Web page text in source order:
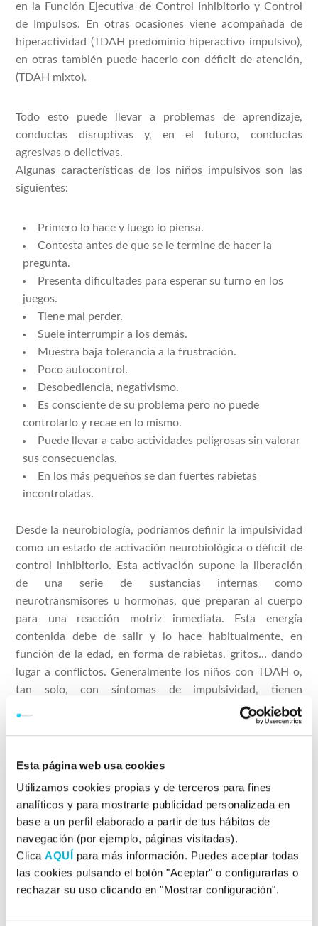
Esta página web usa cookies
Utilizamos cookies propias y de terceros para fines
analíticos y para mostrarte publicidad personalizada en
base a un perfil elaborado a partir de tus hábitos de
navegación (por ejemplo, páginas visitadas).
Clica AQUÍ para más información. Puedes aceptar todas
las cookies pulsando el botón "Aceptar" o configurarlas o
rechazar su uso clicando en "Mostrar configuración".
en la Función Ejecutiva de Control Inhibitorio y Control
de Impulsos. En otras ocasiones viene acompañada de
hiperactividad (TDAH predominio hiperactivo impulsivo),
en otras también puede hacerlo con déficit de atención,
(TDAH mixto).
Todo esto puede llevar a problemas de aprendizaje,
conductas disruptivas y, en el futuro, conductas
agresivas o delictivas.
Algunas características de los niños impulsivos son las
siguientes:
Primero lo hace y luego lo piensa.
Contesta antes de que se le termine de hacer la
pregunta.
Presenta dificultades para esperar su turno en los
juegos.
Tiene mal perder.
Suele interrumpir a los demás.
Muestra baja tolerancia a la frustración.
Poco autocontrol.
Desobediencia, negativismo.
Es consciente de su problema pero no puede
controlarlo y recae en lo mismo.
Puede llevar a cabo actividades peligrosas sin valorar
sus consecuencias.
En los más pequeños se dan fuertes rabietas
incontroladas.
Desde la neurobiología, podríamos definir la impulsividad
como un estado de activación neurobiológica o déficit de
control inhibitorio. Esta activación supone la liberación
de una serie de sustancias internas como
neurotransmisores u hormonas, que preparan al cuerpo
para una reacción motriz inmediata. Esta energía
contenida debe de salir y lo hace habitualmente, en
función de la edad, en forma de rabietas, gritos… dando
lugar a conflictos. Generalmente los niños con TDAH o,
tan solo, con síntomas de impulsividad, tienen
antecedentes familiares de primer grado que
manifestaron o manifiestan el mismo problema. Por
predisposición a manifestar los síntomas en hijos de
poca tolerancia a la frustración.
La impulsividad, a parte de poder ser heredada, también
puede deberse a una manifestación cognitiva y
conductual que puede venir propiciada por el entorno.
Podemos hacer una diferenciación entre impulsividad